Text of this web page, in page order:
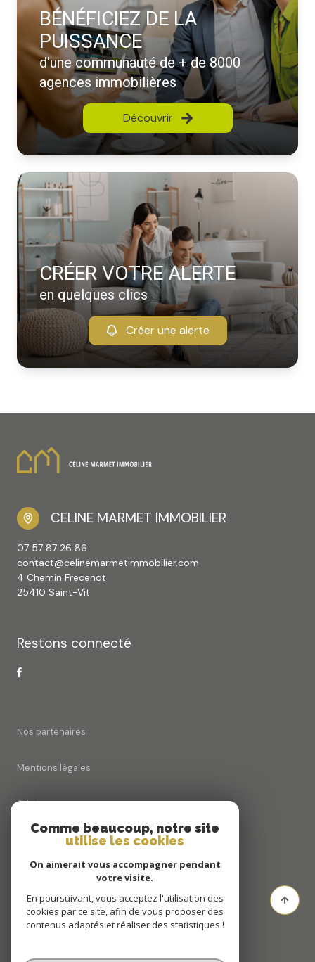
BÉNÉFICIEZ DE LA
PUISSANCE
d'une communauté de + de 8000
agences immobilières
Découvrir
CRÉER VOTRE ALERTE
en quelques clics
Créer une alerte
CELINE MARMET IMMOBILIER
07 57 87 26 86
contact@celinemarmetimmobilier.com
4 Chemin Frecenot
25410 Saint-Vit
Restons connecté
Nos partenaires
Mentions légales
Admin
Nos honoraires
Cookies
© 2026 | Tous droits réservés
Comme beaucoup, notre site
utilise les cookies
On aimerait vous accompagner pendant
votre visite.
En poursuivant, vous acceptez l'utilisation des
cookies par ce site, afin de vous proposer des
contenus adaptés et réaliser des statistiques !